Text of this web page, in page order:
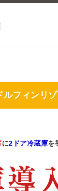
フィンリ
に2ドア冷蔵庫を